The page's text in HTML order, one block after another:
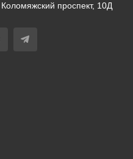
Коломяжский проспект, 10Д